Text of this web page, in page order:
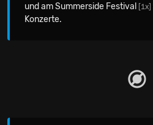
und am Summerside Festival [1x]
Konzerte.